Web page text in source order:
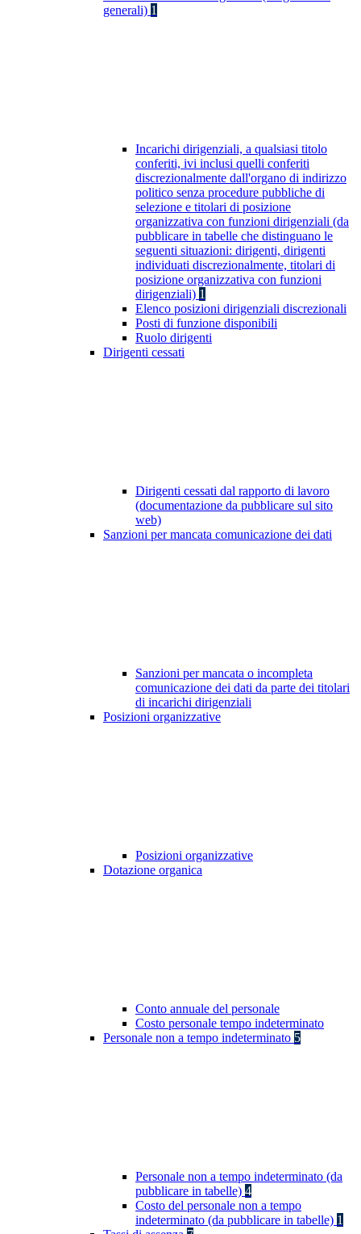
generali) 1
Incarichi dirigenziali, a qualsiasi titolo
conferiti, ivi inclusi quelli conferiti
discrezionalmente dall'organo di indirizzo
politico senza procedure pubbliche di
selezione e titolari di posizione
organizzativa con funzioni dirigenziali (da
pubblicare in tabelle che distinguano le
seguenti situazioni: dirigenti, dirigenti
individuati discrezionalmente, titolari di
posizione organizzativa con funzioni
dirigenziali) 1
Elenco posizioni dirigenziali discrezionali
Posti di funzione disponibili
Ruolo dirigenti
Dirigenti cessati
Dirigenti cessati dal rapporto di lavoro
(documentazione da pubblicare sul sito
web)
Sanzioni per mancata comunicazione dei dati
Sanzioni per mancata o incompleta
comunicazione dei dati da parte dei titolari
di incarichi dirigenziali
Posizioni organizzative
Posizioni organizzative
Dotazione organica
Conto annuale del personale
Costo personale tempo indeterminato
Personale non a tempo indeterminato 5
Personale non a tempo indeterminato (da
pubblicare in tabelle) 4
Costo del personale non a tempo
indeterminato (da pubblicare in tabelle) 1